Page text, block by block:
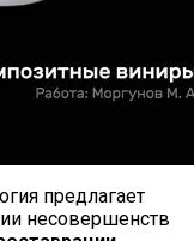
предлагает
несовершенств